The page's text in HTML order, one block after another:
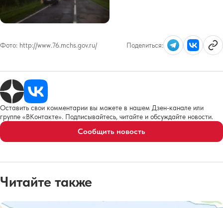
Фото: http://www.76.mchs.gov.ru/ Поделиться:
Оставить свои комментарии вы можете в нашем Дзен-канале или
группе «ВКонтакте». Подписывайтесь, читайте и обсуждайте новости.
Сообщить новость
Читайте также